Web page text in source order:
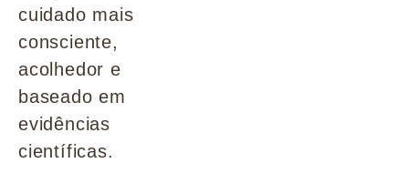
cuidado mais
consciente,
acolhedor e
baseado em
evidências
científicas.